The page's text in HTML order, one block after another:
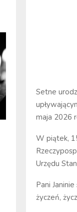
Setne
maja 2026
W piątek,
Urzędu
Pani
życzeń,